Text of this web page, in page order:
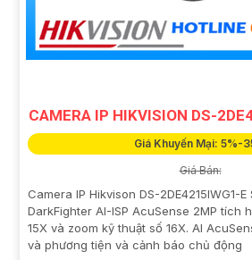
CAMERA IP HIKVISION DS-
Giá Khuyến Mại: 5%-
Giá Bán:
Camera IP Hikvison DS-2DE4215IWG1-E
DarkFighter AI-ISP AcuSense 2MP tích
15X và zoom kỹ thuật số 16X. AI
và phương tiện và cảnh báo chủ động